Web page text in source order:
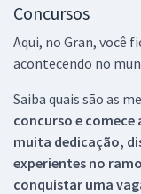
Concursos
Aqui, no Gran, você
acontecendo no
Saiba quais são as
concurso e comece
muita dedicação,
experientes no
conquistar uma